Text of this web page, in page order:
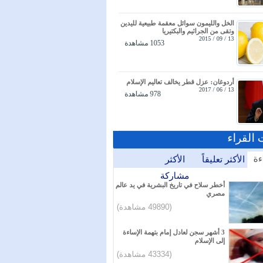
الخل والليمون سوائل معقمة طبيعية لليدين
وتقى من الجراثيم والبكتيريا
13 / 09 / 2015
1053 مشاهدة
أردوغان: عزل قطر يخالف تعاليم الإسلام
13 / 06 / 2017
978 مشاهدة
القراء
الأكثر تعليقاً
الأكثر
مشاركة
أخطر سلاح في تاريخ البشرية في يد عالم
مصري
(49890 مشاهدة)
3 أشهر سجن لعادل إمام بتهمة الإساءة
إلى الإسلام
(43334 مشاهدة)